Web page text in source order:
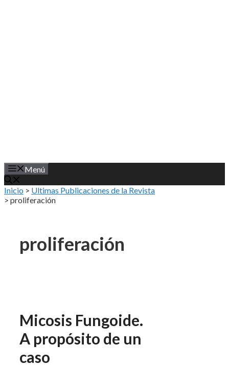
Menú
Inicio > Ultimas Publicaciones de la Revista
> proliferación
proliferación
Micosis Fungoide.
A propósito de un
caso